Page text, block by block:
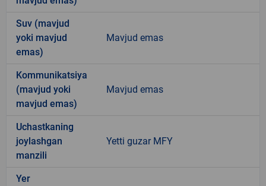
Suv (mavjud
yoki mavjud
emas)
Mavjud emas
Kommunikatsiya
(mavjud yoki
mavjud emas)
Mavjud emas
Uchastkaning
joylashgan
manzili
Yetti guzar MFY
Yer